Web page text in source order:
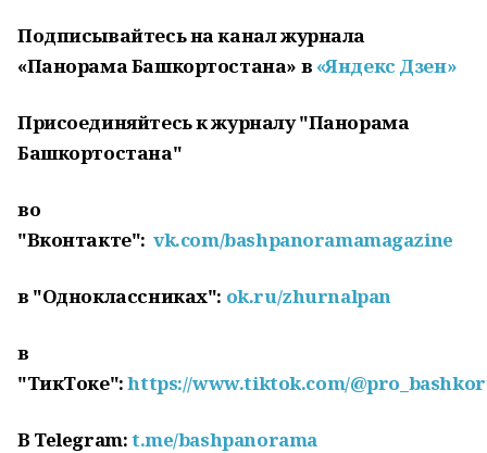
Подписывайтесь на канал журнала
«Панорама Башкортостана» в «Яндекс Дзен»
Присоединяйтесь к журналу "Панорама
Башкортостана"
во
"Вконтакте":vk.com/bashpanoramamagazine
в "Одноклассниках": ok.ru/zhurnalpan
в
"ТикТоке":https://www.tiktok.com/
В Telegram:t.me/bashpanorama